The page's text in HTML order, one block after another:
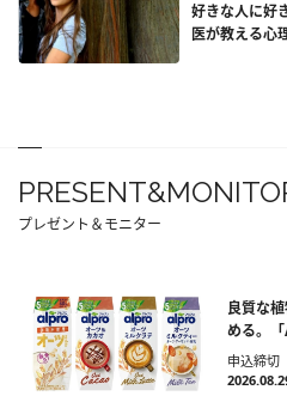
好きな人に好
医が教える心
プレゼント＆モニター
良質な
める。「
申込締切